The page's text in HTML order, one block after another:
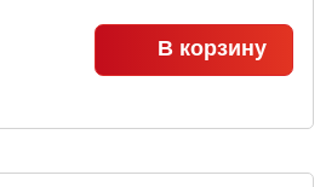
В корзину